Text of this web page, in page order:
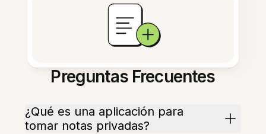
Preguntas Frecuentes
¿Qué es una aplicación para
tomar notas privadas?